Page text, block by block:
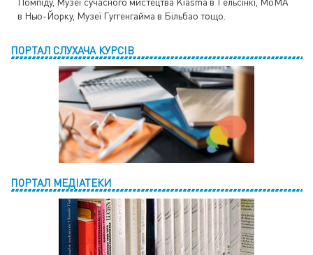
в Нью-Йорку, Музеї Гуггенгайма в Більбао тощо.
ПОРТАЛ СЛУХАЧА КУРСІВ
ПОРТАЛ МЕДІАТЕКИ